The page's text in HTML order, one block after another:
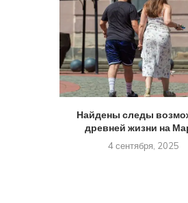
Найдены следы
древней жизни на
4 сентября, 2025